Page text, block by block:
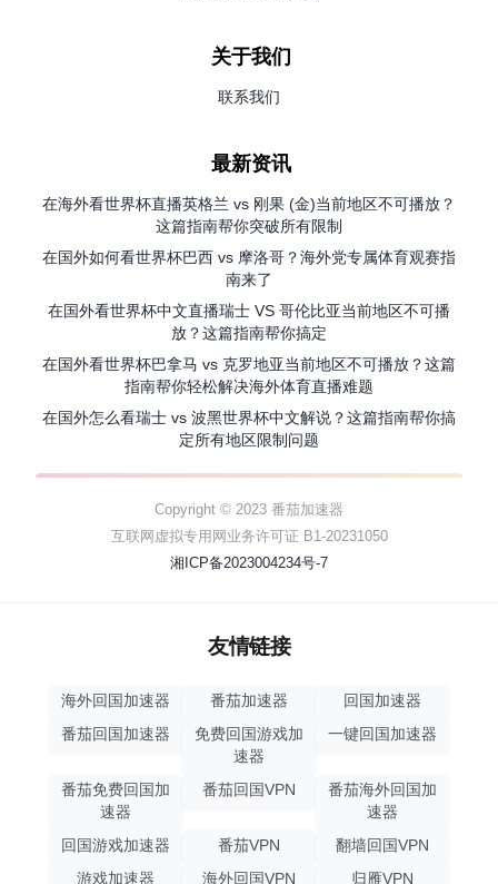
关于我们
联系我们
最新资讯
在海外看世界杯直播英格兰 vs 刚果 (金)当前地区不可播放？
这篇指南帮你突破所有限制
在国外如何看世界杯巴西 vs 摩洛哥？海外党专属体育观赛指
南来了
在国外看世界杯中文直播瑞士 VS 哥伦比亚当前地区不可播
放？这篇指南帮你搞定
在国外看世界杯巴拿马 vs 克罗地亚当前地区不可播放？这篇
指南帮你轻松解决海外体育直播难题
在国外怎么看瑞士 vs 波黑世界杯中文解说？这篇指南帮你搞
定所有地区限制问题
Copyright © 2023 番茄加速器
互联网虚拟专用网业务许可证 B1-20231050
湘ICP备2023004234号-7
友情链接
海外回国加速器 番茄加速器
回国加速器
番茄回国加速器
免费回国游戏加
速器
一键回国加速器
番茄免费回国加
速器
番茄回国VPN
番茄海外回国加
速器
回国游戏加速器
番茄VPN
翻墙回国VPN
游戏加速器
海外回国VPN 归雁VPN